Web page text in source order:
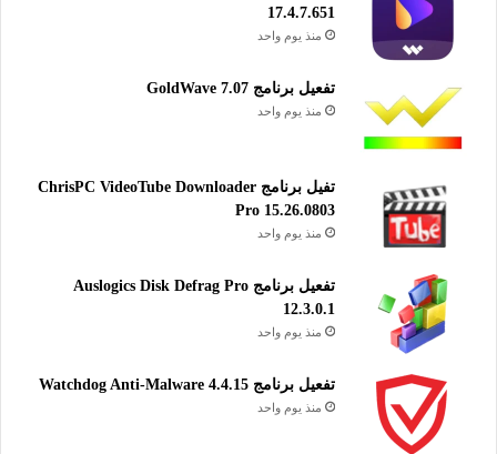
17.4.7.651
منذ يوم واحد
تفعيل برنامج GoldWave 7.07
منذ يوم واحد
تفيل برنامج ChrisPC VideoTube Downloader
Pro 15.26.0803
منذ يوم واحد
تفعيل برنامج Auslogics Disk Defrag Pro
12.3.0.1
منذ يوم واحد
تفعيل برنامج Watchdog Anti-Malware 4.4.15
منذ يوم واحد